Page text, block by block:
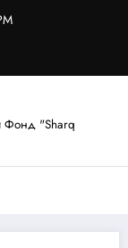
Фонд "Sharq